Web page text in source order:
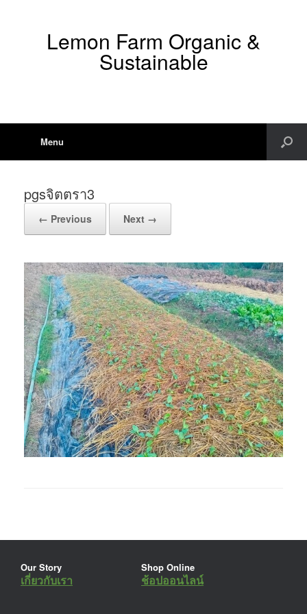
Lemon Farm Organic &
Sustainable
Menu
pgsจิตตรา3
← Previous Next →
Our Story
เกี่ยวกับเรา
Shop Online
ช้อปออนไลน์